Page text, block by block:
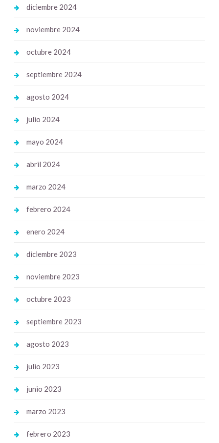
diciembre 2024
noviembre 2024
octubre 2024
septiembre 2024
agosto 2024
julio 2024
mayo 2024
abril 2024
marzo 2024
febrero 2024
enero 2024
diciembre 2023
noviembre 2023
octubre 2023
septiembre 2023
agosto 2023
julio 2023
junio 2023
marzo 2023
febrero 2023